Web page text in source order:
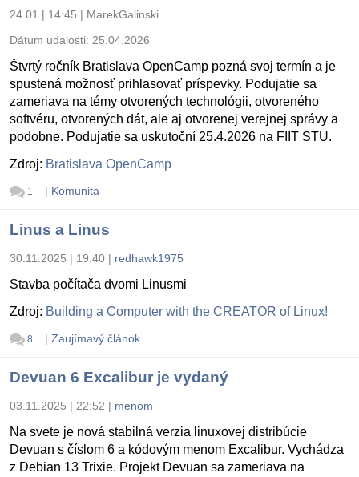
24.01 | 14:45 | MarekGalinski
Dátum udalosti: 25.04.2026
Štvrtý ročník Bratislava OpenCamp pozná svoj termín a je
spustená možnosť prihlasovať príspevky. Podujatie sa
zameriava na témy otvorených technológii, otvoreného
softvéru, otvorených dát, ale aj otvorenej verejnej správy a
podobne. Podujatie sa uskutoční 25.4.2026 na FIIT STU.
Zdroj: Bratislava OpenCamp
1 | Komunita
Linus a Linus
30.11.2025 | 19:40 | redhawk1975
Stavba počítača dvomi Linusmi
Zdroj: Building a Computer with the CREATOR of Linux!
8 | Zaujímavý článok
Devuan 6 Excalibur je vydaný
03.11.2025 | 22:52 | menom
Na svete je nová stabilná verzia linuxovej distribúcie
Devuan s číslom 6 a kódovým menom Excalibur. Vychádza
z Debian 13 Trixie. Projekt Devuan sa zameriava na